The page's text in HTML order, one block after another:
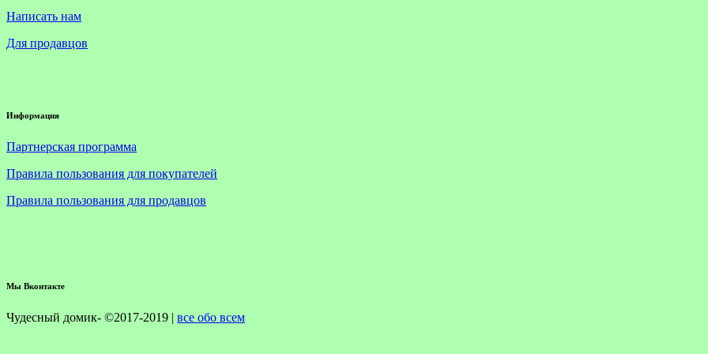
Написать нам
Для продавцов
Информация
Партнерская программа
Правила пользования для покупателей
Правила пользования для продавцов
Мы Вконтакте
Чудесный домик- ©2017-2019 | все обо всем